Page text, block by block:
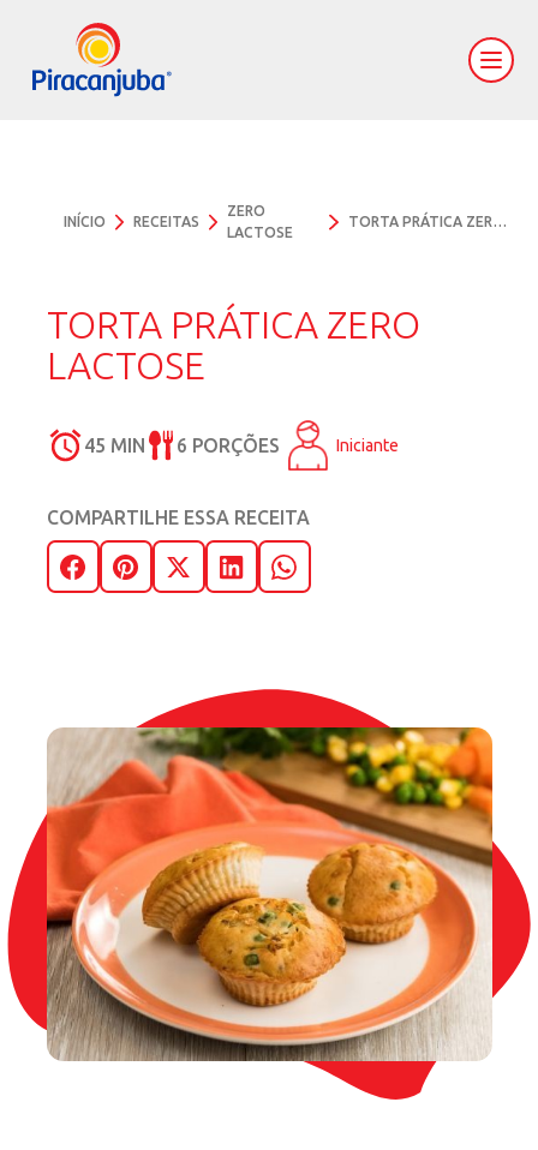
INÍCIO RECEITAS
ZERO
LACTOSE
TORTA PRÁTICA ZERO
LACTOSE
45 MIN 6 PORÇÕES Iniciante
COMPARTILHE ESSA RECEITA